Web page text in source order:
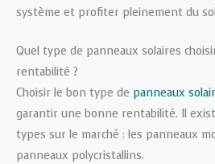
système et profiter pleinement du
Quel type de panneaux solaires
rentabilité ?
Choisir le bon type de panneaux
garantir une bonne rentabilité. Il
types sur le marché : les panneaux
panneaux polycristallins.